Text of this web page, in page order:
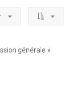
générale »